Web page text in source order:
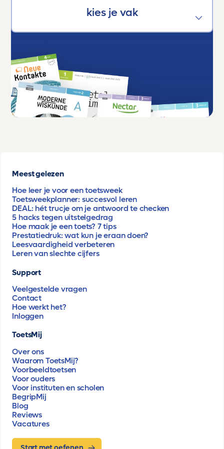
Meest gelezen
Hoe leer je voor een toetsweek
Toetsweekplanner: succesvol leren
DEAL: hét trucje om je antwoord te checken
5 hacks tegen uitstelgedrag
Hoe maak je een toets? 7 tips
Prestatiedruk: wat kun je eraan doen?
Leesvaardigheid verbeteren
Leren van slechte cijfers
Support
Veelgestelde vragen
Contact
Hoe werkt het?
Inloggen
ToetsMij
Over ons
Waarom ToetsMij?
Voorbeeldtoetsen
Voor ouders
Voor instituten en scholen
BegripMij
Blog
Reviews
Vacatures